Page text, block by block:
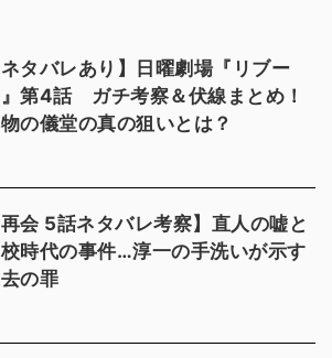
ネタバレあり】日曜劇場『リブー
』第4話 ガチ考察＆伏線まとめ！
の儀堂の真の狙いとは？
再会 5話ネタバレ考察】直人の嘘と
時代の事件…淳一の手洗いが示す
の罪